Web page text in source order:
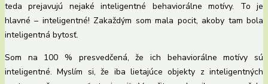
teda prejavujú nejaké inteligentné behaviorálne motívy. To je
hlavné – inteligentné! Zakaždým som mala pocit, akoby tam bola
inteligentná bytosť.
Som na 100 % presvedčená, že ich behaviorálne motívy sú
inteligentné. Myslím si, že iba lietajúce objekty z inteligentných